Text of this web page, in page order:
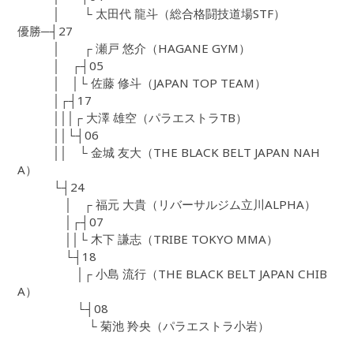
│ └ 太田代 龍斗（総合格闘技道場STF）
優勝─┤27
│ ┌ 瀬戸 悠介（HAGANE GYM）
│ ┌┤05
│ │└ 佐藤 修斗（JAPAN TOP TEAM）
│┌┤17
│││┌ 大澤 雄空（パラエストラTB）
││└┤06
││ └ 金城 友大（THE BLACK BELT JAPAN NAH
A）
└┤24
│ ┌ 福元 大貴（リバーサルジム立川ALPHA）
│┌┤07
││└ 木下 謙志（TRIBE TOKYO MMA）
└┤18
│┌ 小島 流行（THE BLACK BELT JAPAN CHIB
A）
└┤08
└ 菊池 羚央（パラエストラ小岩）